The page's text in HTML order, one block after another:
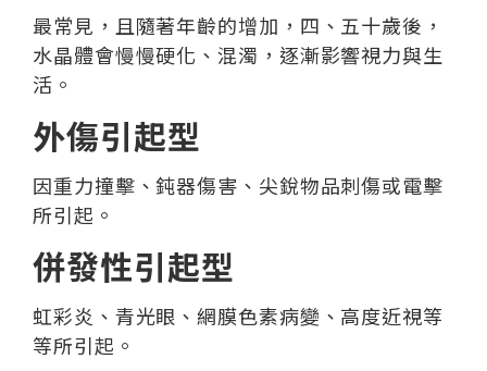
最常見，且隨著年齡的增加，四、五十歲後，
水晶體會慢慢硬化、混濁，逐漸影響視力與生
活。
外傷引起型
因重力撞擊、鈍器傷害、尖銳物品刺傷或電擊
所引起。
併發性引起型
虹彩炎、青光眼、網膜色素病變、高度近視等
等所引起。